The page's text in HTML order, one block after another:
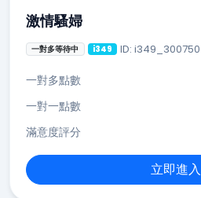
激情騷婦
一對多等待中 i349 ID: i349_300750
一對多點數
一對一點數
滿意度評分
立即進入